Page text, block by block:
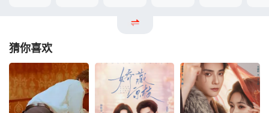
猜你喜欢